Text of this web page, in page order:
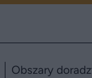
Obszary